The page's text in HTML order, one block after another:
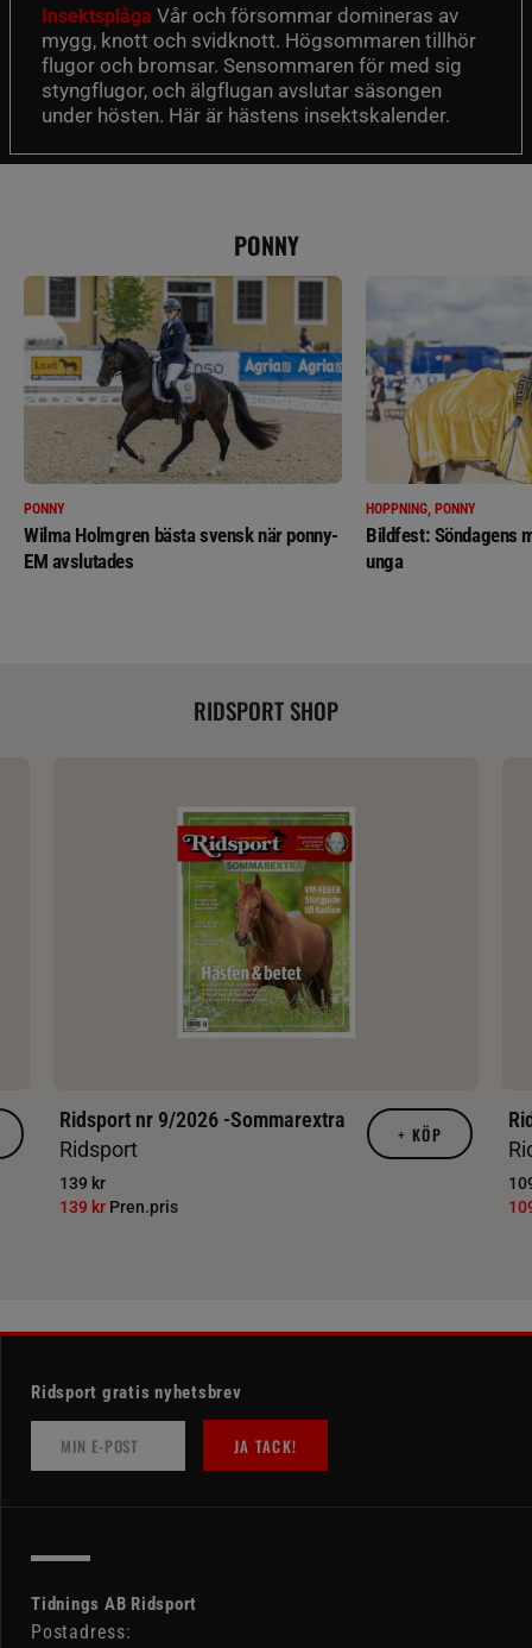
Insektsplåga Vår och försommar domineras av
mygg, knott och svidknott. Högsommaren tillhör
flugor och bromsar. Sensommaren för med sig
styngflugor, och älgflugan avslutar säsongen
under hösten. Här är hästens insektskalender.
PONNY
PONNY
Wilma Holmgren bästa svensk när ponny-
EM avslutades
HOPPNING, PONNY
Bildfest: Söndagens
unga
RIDSPORT SHOP
Ridsport nr 9/2026 -Sommarextra
Ridsport
139 kr
139 kr Pren.pris
+ KÖP
Ridsport gratis nyhetsbrev
JA TACK!
Tidnings AB Ridsport
Postadress: